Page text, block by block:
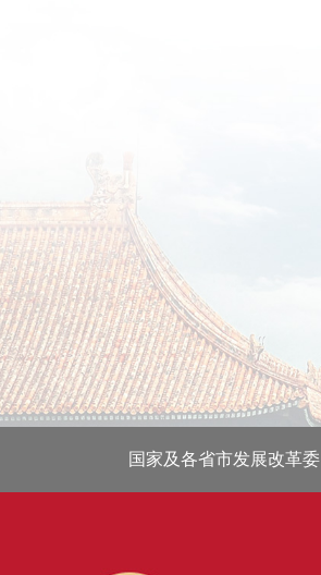
国家及各省市发展改革委